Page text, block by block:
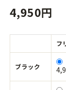
4,950円
フ
ブラック